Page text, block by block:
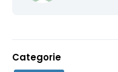
Categorie